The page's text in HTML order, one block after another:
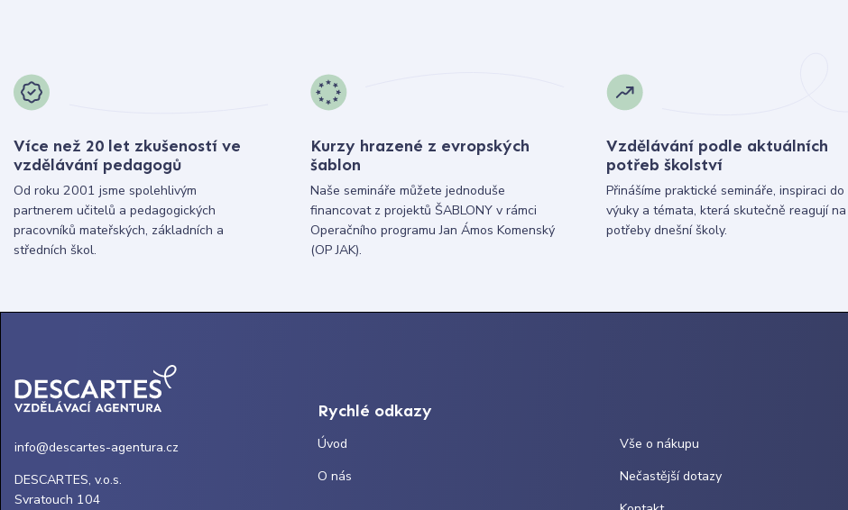
Více než 20 let zkušeností ve
vzdělávání pedagogů
Od roku 2001 jsme spolehlivým
partnerem učitelů a pedagogických
pracovníků mateřských, základních a
středních škol.
Kurzy hrazené z evropských
šablon
Naše semináře můžete jednoduše
financovat z projektů ŠABLONY v rámci
Operačního programu Jan Ámos Komenský
(OP JAK).
Vzdělávání podle aktuálních
potřeb školství
Přinášíme praktické semináře, inspiraci do
výuky a témata, která skutečně reagují na
potřeby dnešní školy.
info@descartes-agentura.cz
DESCARTES, v.o.s.
Svratouch 104
Rychlé odkazy
Úvod
O nás
Vše o nákupu
Nečastější dotazy